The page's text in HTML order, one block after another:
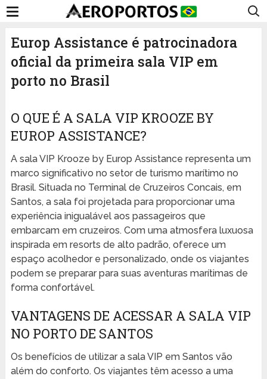
Europ Assistance é patrocinadora
oficial da primeira sala VIP em
porto no Brasil
O QUE É A SALA VIP KROOZE BY
EUROP ASSISTANCE?
A sala VIP Krooze by Europ Assistance representa um
marco significativo no setor de turismo marítimo no
Brasil. Situada no Terminal de Cruzeiros Concais, em
Santos, a sala foi projetada para proporcionar uma
experiência inigualável aos passageiros que
embarcam em cruzeiros. Com uma atmosfera luxuosa
inspirada em resorts de alto padrão, oferece um
espaço acolhedor e personalizado, onde os viajantes
podem se preparar para suas aventuras marítimas de
forma confortável.
VANTAGENS DE ACESSAR A SALA VIP
NO PORTO DE SANTOS
Os benefícios de utilizar a sala VIP em Santos vão
além do conforto. Os viajantes têm acesso a uma